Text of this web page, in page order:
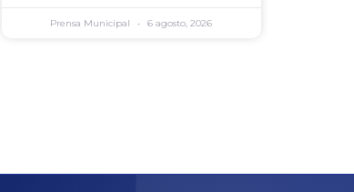
Prensa Municipal 6 agosto, 2026